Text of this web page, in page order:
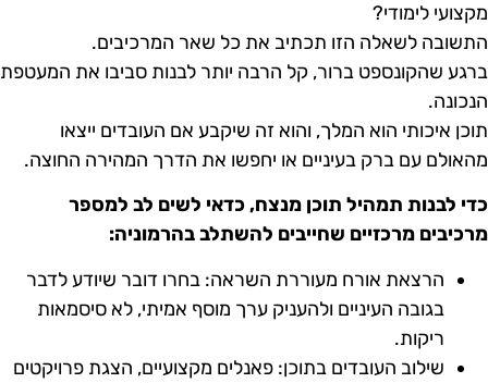
לימודי?
לשאלה הזו תכתיב את כל שאר המרכיבים.
שהקונספט ברור, קל הרבה יותר לבנות סביבו את המעטפת
איכותי הוא המלך, והוא זה שיקבע אם העובדים ייצאו
עם ברק בעיניים או יחפשו את הדרך המהירה החוצה.
לבנות תמהיל תוכן מנצח, כדאי לשים לב למספר
מרכזיים שחייבים להשתלב בהרמוניה:
הרצאת אורח מעוררת השראה: בחרו דובר שיודע לדבר
בגובה העיניים ולהעניק ערך מוסף אמיתי, לא סיסמאות
ריקות.
שילוב העובדים בתוכן: פאנלים מקצועיים, הצגת פרויקטים